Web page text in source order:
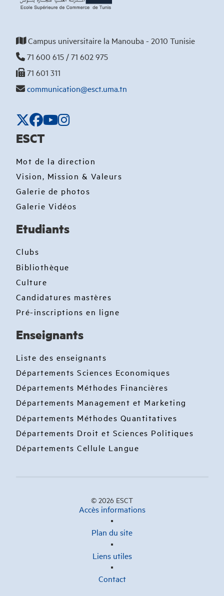
Campus universitaire la Manouba - 2010 Tunisie
71 600 615 / 71 602 975
71 601 311
communication@esct.uma.tn
ESCT
Mot de la direction
Vision, Mission & Valeurs
Galerie de photos
Galerie Vidéos
Etudiants
Clubs
Bibliothèque
Culture
Candidatures mastères
Pré-inscriptions en ligne
Enseignants
Liste des enseignants
Départements Sciences Economiques
Départements Méthodes Financières
Départements Management et Marketing
Départements Méthodes Quantitatives
Départements Droit et Sciences Politiques
Départements Cellule Langue
© 2026 ESCT
Accès informations
Plan du site
Liens utiles
Contact